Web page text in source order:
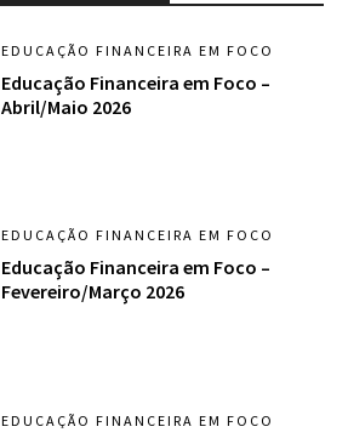
EDUCAÇÃO FINANCEIRA EM FOCO
Educação Financeira em Foco –
Abril/Maio 2026
EDUCAÇÃO FINANCEIRA EM FOCO
Educação Financeira em Foco –
Fevereiro/Março 2026
EDUCAÇÃO FINANCEIRA EM FOCO